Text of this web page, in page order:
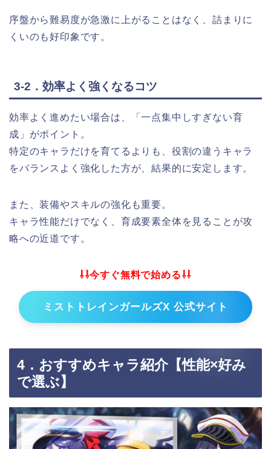
序盤から難易度が急激に上がることはなく、詰まりに
くいのも好印象です。
3-2．効率よく強くなるコツ
効率よく進めたい場合は、「一点集中しすぎない育
成」がポイント。
特定のキャラだけを育てるよりも、役割の違うキャラ
をバランスよく強化した方が、結果的に安定します。
また、装備やスキルの強化も重要。
キャラ性能だけでなく、育成要素全体を見ることが攻
略への近道です。
⇩⇩今すぐ無料で始める⇩⇩
ミストトレインガールズX 公式サイト
4．おすすめキャラ紹介【性能×好み
で選ぶ】